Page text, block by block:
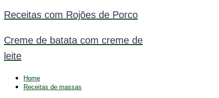
Receitas com Rojões de Porco
Creme de batata com creme de
leite
Home
Receitas de massas